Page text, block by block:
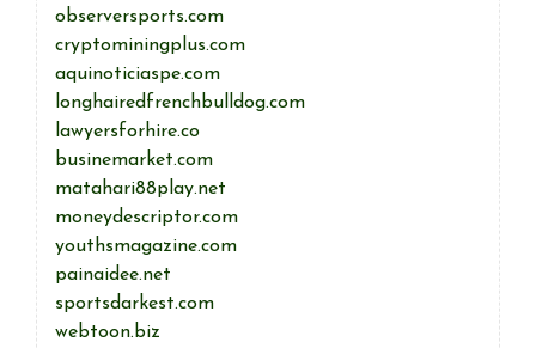
observersports.com
cryptominingplus.com
aquinoticiaspe.com
longhairedfrenchbulldog.com
lawyersforhire.co
businemarket.com
matahari88play.net
moneydescriptor.com
youthsmagazine.com
painaidee.net
sportsdarkest.com
webtoon.biz